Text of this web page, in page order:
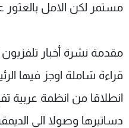
مستمر لكن الامل بالعثور
مقدمة نشرة أخبار
قراءة شاملة اوجز فيها
انطلاقا من انظمة عربية
دساتيرها وصولا الى